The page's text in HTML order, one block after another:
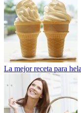
La mejor receta para